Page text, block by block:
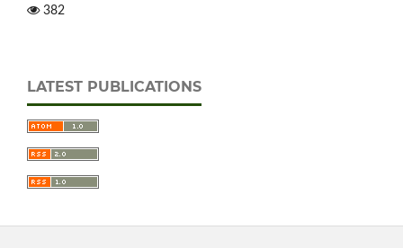
382
LATEST PUBLICATIONS